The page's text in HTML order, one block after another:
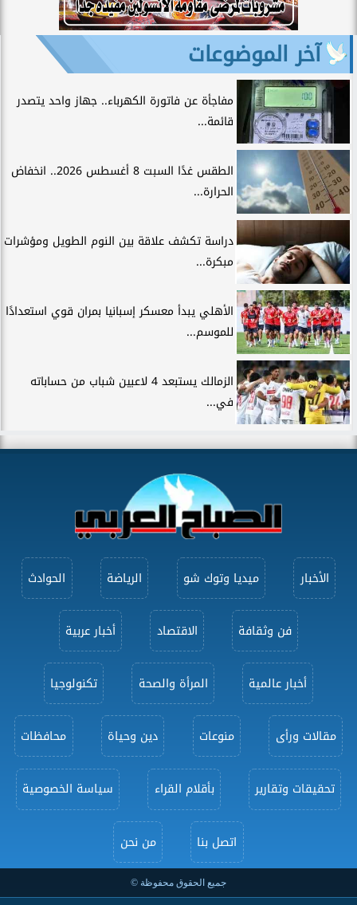
آخر الموضوعات
مفاجأة عن فاتورة الكهرباء.. جهاز واحد يتصدر
قائمة...
الطقس غدًا السبت 8 أغسطس 2026.. انخفاض
الحرارة...
دراسة تكشف علاقة بين النوم الطويل ومؤشرات
مبكرة...
الأهلي يبدأ معسكر إسبانيا بمران قوي استعدادًا
للموسم...
الزمالك يستبعد 4 لاعبين شباب من حساباته
في...
الأخبار ميديا وتوك شو الرياضة الحوادث
فن وثقافة الاقتصاد أخبار عربية
أخبار عالمية المرأة والصحة تكنولوجيا
مقالات ورأى منوعات دين وحياة محافظات
تحقيقات وتقارير بأقلام القراء سياسة الخصوصية
اتصل بنا من نحن
جميع الحقوق محفوظة ©